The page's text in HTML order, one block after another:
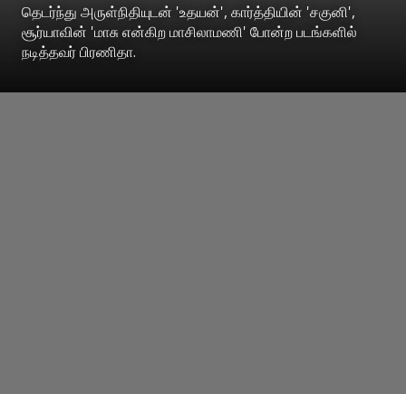
தெடர்ந்து அருள்நிதியுடன் 'உதயன்', கார்த்தியின் 'சகுனி',
சூர்யாவின் 'மாசு என்கிற மாசிலாமணி' போன்ற படங்களில்
நடித்தவர் பிரணிதா.